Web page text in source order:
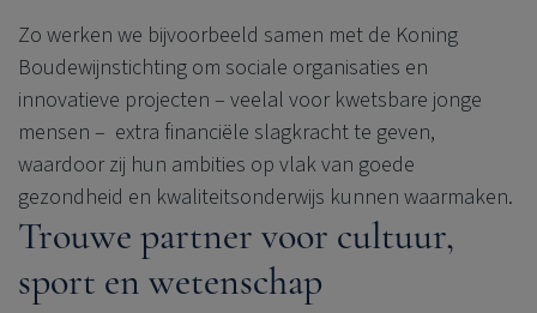
Zo werken we bijvoorbeeld samen met de Koning
Boudewijnstichting om sociale organisaties en
innovatieve projecten – veelal voor kwetsbare jonge
mensen – extra financiële slagkracht te geven,
waardoor zij hun ambities op vlak van goede
gezondheid en kwaliteitsonderwijs kunnen waarmaken.
Trouwe partner voor cultuur,
sport en wetenschap